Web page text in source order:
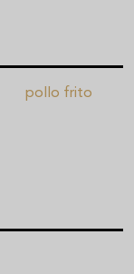
pollo frito